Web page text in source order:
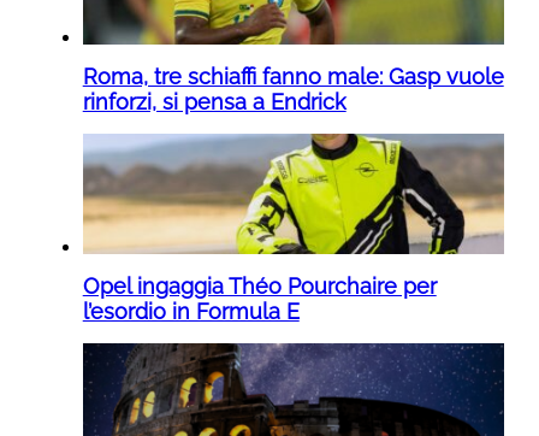
Roma, tre schiaffi fanno male: Gasp vuole
rinforzi, si pensa a Endrick
Opel ingaggia Théo Pourchaire per
l’esordio in Formula E